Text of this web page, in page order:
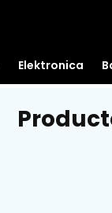
Elektronica